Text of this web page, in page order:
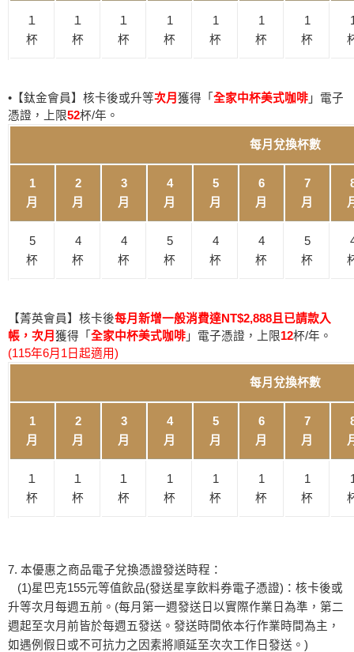
１
杯
１
杯
１
杯
1
杯
1
杯
1
杯
1
杯
•【鈦金會員】核卡後或升等次月 獲得「 全家中杯美式咖啡 」電子
憑證，上限52杯/年。
每月兌換杯數
1
月
2
月
3
月
4
月
5
月
6
月
7
月
5
杯
4
杯
4
杯
5
杯
4
杯
4
杯
5
杯
【菁英會員】核卡後每月新增一般消費達NT$2,888且已請款入
帳，次月 獲得「 全家中杯美式咖啡 」電子憑證，上限12杯/年。
(115年6月1日起適用)
每月兌換杯數
1
月
2
月
3
月
4
月
5
月
6
月
7
月
１
杯
１
杯
１
杯
1
杯
1
杯
1
杯
1
杯
7. 本優惠之商品電子兌換憑證發送時程：
(1)星巴克155元等值飲品(發送星享飲料券電子憑證)：核卡後或
升等次月每週五前。(每月第一週發送日以實際作業日為準，第二
週起至次月前皆於每週五發送。發送時間依本行作業時間為主，
如遇例假日或不可抗力之因素將順延至次次工作日發送。)